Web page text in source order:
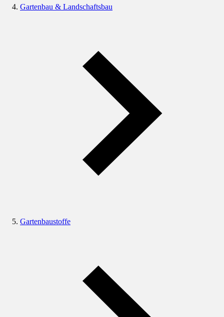
Gartenbau & Landschaftsbau
Gartenbaustoffe